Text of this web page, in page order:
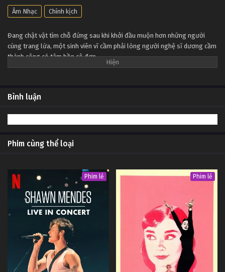
Âm Nhạc Chính kịch
Đang chật vật tìm chỗ đứng sau khi khởi đầu muộn hơn những người
cùng trang lứa, một sinh viên vĩ cầm phải lòng người nghệ sĩ dương cầm
thành công có tâm hồn cô đơn.
Bình luận
Phim cùng thể loại
Phim lẻ Phim lẻ